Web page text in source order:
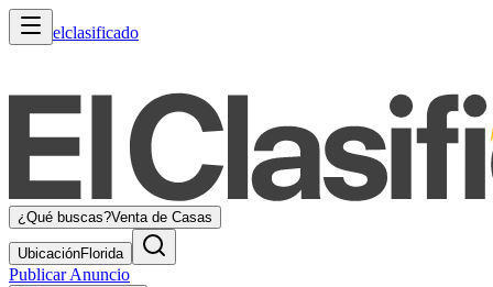
elclasificado
¿Qué buscas?Venta de Casas
UbicaciónFlorida
Publicar Anuncio